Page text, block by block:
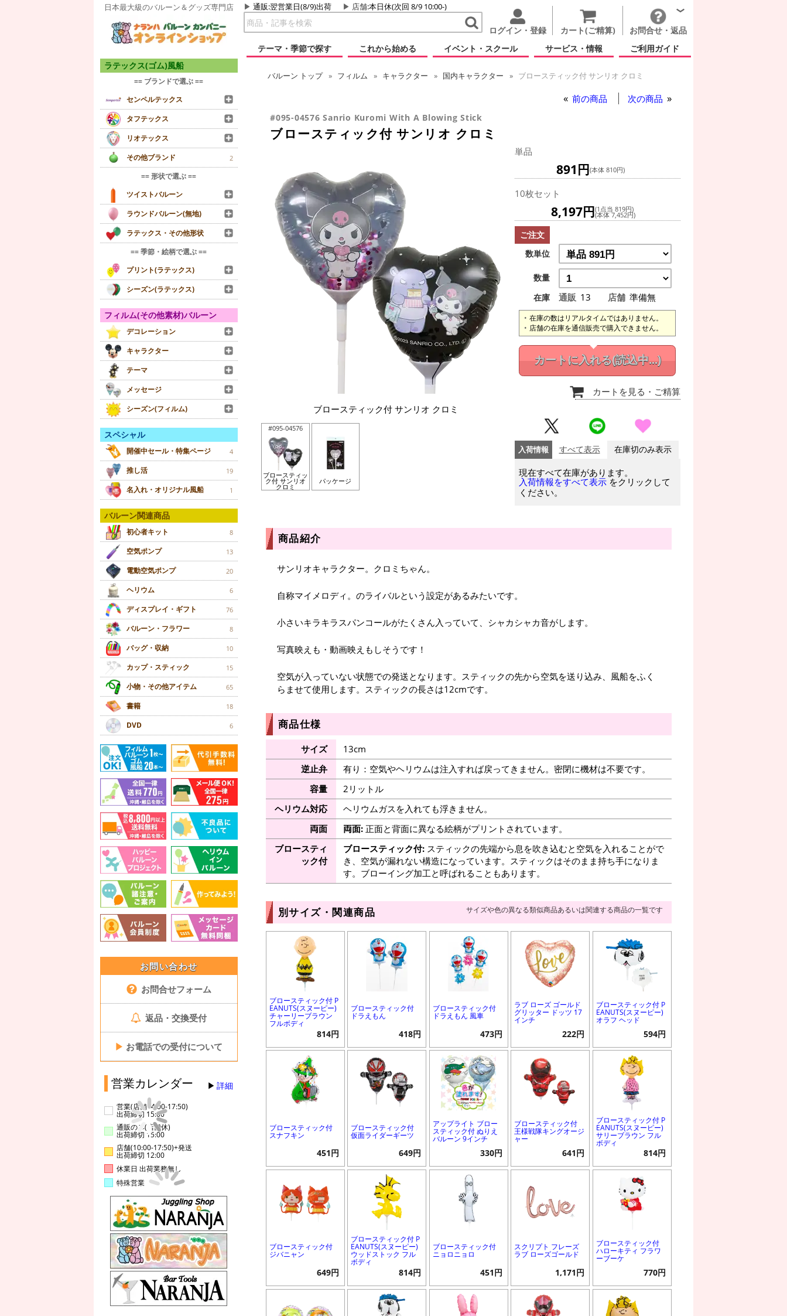
日本最大級のバルーン＆グッズ専門店 通販:翌営業日(8/9)出荷 店舗:本日休(次回 8/9 10:00-)
ログイン・登録 カート(ご精算)
お問合せ・返品
テーマ・季節で探す
これから始める イベント・スクール サービス・情報 ご利用ガイド
ラテックス(ゴム)風船
== ブランドで選ぶ ==
センペルテックス
タフテックス
リオテックス
その他ブランド
2
== 形状で選ぶ ==
ツイストバルーン
ラウンドバルーン(無地)
ラテックス・その他形状
== 季節・絵柄で選ぶ ==
プリント(ラテックス)
シーズン(ラテックス)
フィルム(その他素材)バルーン
デコレーション
キャラクター
テーマ
メッセージ
シーズン(フィルム)
スペシャル
開催中セール・特集ページ 4
推し活 19
名入れ・オリジナル風船 1
バルーン関連商品
初心者キット 8
空気ポンプ 13
電動空気ポンプ 20
ヘリウム 6
ディスプレイ・ギフト 76
バルーン・フラワー 8
バッグ・収納 10
カップ・スティック 15
小物・その他アイテム 65
書籍 18
DVD 6
お問い合わせ
お問合せフォーム
返品・交換受付
▶ お電話での受付について
営業カレンダー 詳細
営業(店舗14:00-17:50)
出荷締切 15:00
通販のみ(店舗休)
出荷締切 15:00
店舗(10:00-17:50)+発送
出荷締切 12:00
休業日 出荷業務無し
特殊営業
バルーン トップ フィルム キャラクター 国内キャラクター ブロースティック付 サンリオ クロミ
前の商品 次の商品
#095-04576 Sanrio Kuromi With A Blowing Stick
ブロースティック付 サンリオ クロミ
ブロースティック付 サンリオ クロミ
#095-04576
ブロースティッ
ク付 サンリオ
クロミ
パッケージ
単品
891円(本体 810円)
10枚セット
8,197円(1点当 819円)
(本体 7,452円)
ご注文
数単位
数量
在庫
通販 13 店舗 準備無
在庫の数はリアルタイムではありません。
店舗の在庫を通信販売で購入できません。
カートに入れる(読込中...)
カートを見る ・ご精算
入荷情報 すべて表示 在庫切のみ表示
現在すべて在庫があります。
入荷情報をすべて表示 をクリックして
ください。
商品紹介
サンリオキャラクター。クロミちゃん。
自称マイメロディ。のライバルという設定があるみたいです。
小さいキラキラスパンコールがたくさん入っていて、シャカシャカ音がします。
写真映えも・動画映えもしそうです！
空気が入っていない状態での発送となります。スティックの先から空気を送り込み、風船をふく
らませて使用します。スティックの長さは12cmです。
商品仕様
サイズ
13cm
逆止弁
有り：空気やヘリウムは注入すれば戻ってきません。密閉に機材は不要です。
容量
2リットル
ヘリウム対応
ヘリウムガスを入れても浮きません。
両面
両面:正面と背面に異なる絵柄がプリントされています。
ブロースティ
ック付
ブロースティック付:スティックの先端から息を吹き込むと空気を入れることがで
き、空気が漏れない構造になっています。スティックはそのまま持ち手になりま
す。ブローイング加工と呼ばれることもあります。
別サイズ・関連商品 サイズや色の異なる類似商品あるいは関連する商品の一覧です
ブロースティック付 P
EANUTS(スヌーピー)
チャーリーブラウン
フルボディ
814円
ブロースティック付
ドラえもん
418円
ブロースティック付
ドラえもん 風車
473円
ラブ ローズ ゴールド
グリッター ドッツ 17
インチ
222円
ブロースティック付 P
EANUTS(スヌーピー)
オラフ ヘッド
594円
ブロースティック付
スナフキン
451円
ブロースティック付
仮面ライダーギーツ
649円
アップライト ブロー
スティック付 ぬりえ
バルーン 9インチ
330円
ブロースティック付
王様戦隊キングオージ
ャー
641円
ブロースティック付 P
EANUTS(スヌーピー)
サリーブラウン フル
ボディ
814円
ブロースティック付
ジバニャン
649円
ブロースティック付 P
EANUTS(スヌーピー)
ウッドストック フル
ボディ
814円
ブロースティック付
ニョロニョロ
451円
スクリプト フレーズ
ラブ ローズゴールド
1,171円
ブロースティック付
ハローキティ フラワ
ーブーケ
770円